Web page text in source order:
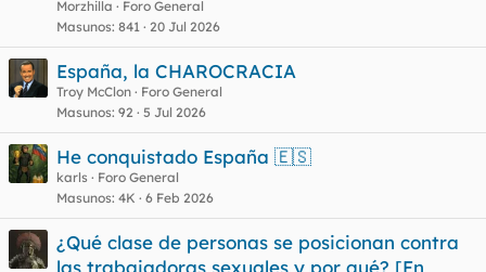
a
Morzhilla
Foro General
Masunos 841 20 Jul 2026
España, la CHAROCRACIA
Troy McClon
Foro General
Masunos 92 5 Jul 2026
He conquistado España 🇪🇸
karls
Foro General
Masunos 4K 6 Feb 2026
¿Qué clase de personas se posicionan contra
las trabajadoras sexuales y por qué? [En